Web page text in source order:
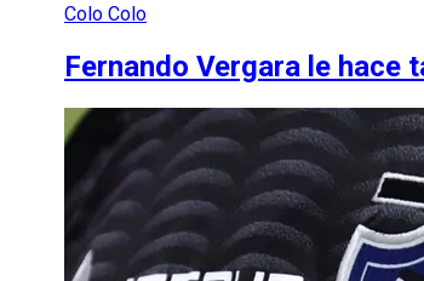
Colo Colo
Fernando Vergara le hace